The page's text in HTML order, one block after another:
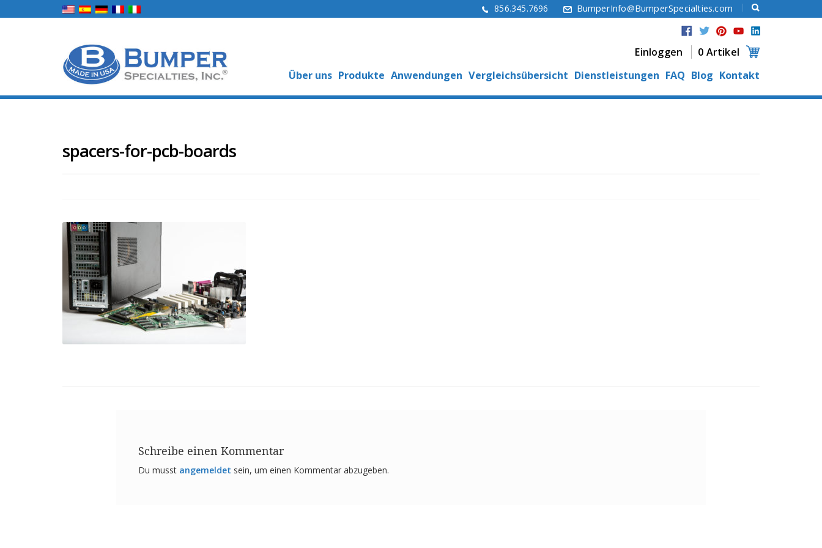
856.345.7696 BumperInfo@BumperSpecialties.com
Einloggen
0 Artikel
Über uns Produkte Anwendungen Vergleichsübersicht Dienstleistungen FAQ Blog Kontakt
spacers-for-pcb-boards
Schreibe einen Kommentar
Du musst angemeldet sein, um einen Kommentar abzugeben.